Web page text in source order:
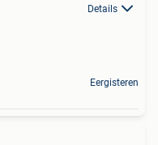
Details
Eergisteren